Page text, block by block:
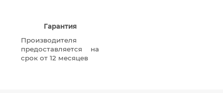
Гарантия
Производителя
предоставляется на
срок от 12 месяцев